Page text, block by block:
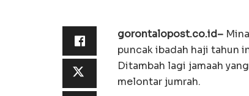
gorontalopost.co.id–
puncak ibadah haji tahun
Ditambah lagi jamaah
melontar jumrah.